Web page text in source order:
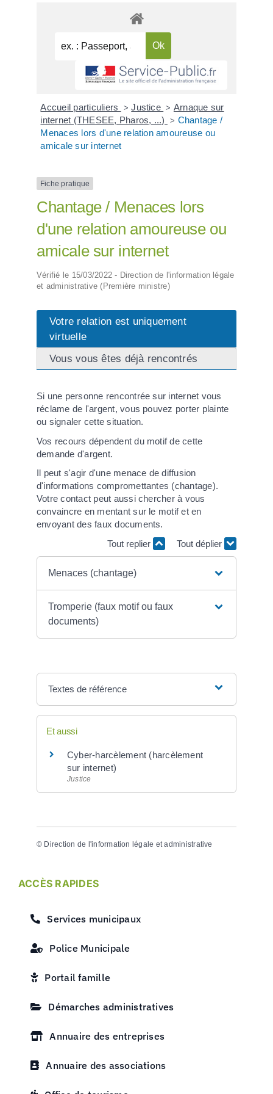
Accueil particuliers > Justice > Arnaque sur
internet (THESEE, Pharos, ...)
> Chantage /
Menaces lors d'une relation amoureuse ou
amicale sur internet
Fiche pratique
Chantage / Menaces lors
d'une relation amoureuse ou
amicale sur internet
Vérifié le 15/03/2022 - Direction de l'information légale
et administrative (Première ministre)
Votre relation est uniquement
virtuelle
Vous vous êtes déjà rencontrés
Si une personne rencontrée sur internet vous
réclame de l'argent, vous pouvez porter plainte
ou signaler cette situation.
Vos recours dépendent du motif de cette
demande d'argent.
Il peut s'agir d'une menace de diffusion
d'informations compromettantes (chantage).
Votre contact peut aussi chercher à vous
convaincre en mentant sur le motif et en
envoyant des faux documents.
Tout replier
Tout déplier
Menaces (chantage)
Tromperie (faux motif ou faux
documents)
Textes de référence
Et aussi
Cyber-harcèlement (harcèlement
sur internet)
Justice
© Direction de l'information légale et administrative
ACCÈS RAPIDES
Services municipaux
Police Municipale
Portail famille
Démarches administratives
Annuaire des entreprises
Annuaire des associations